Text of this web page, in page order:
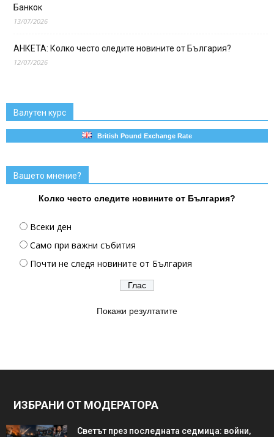
Банкок
13/07/2026
АНКЕТА: Колко често следите новините от България?
12/07/2026
Валутен курс
British Pound Exchange Rate
Вашето мнение?
Колко често следите новините от България?
Всеки ден
Само при важни събития
Почти не следя новините от България
Покажи резултатите
ИЗБРАНИ ОТ МОДЕРАТОРА
Светът през последната седмица: войни,